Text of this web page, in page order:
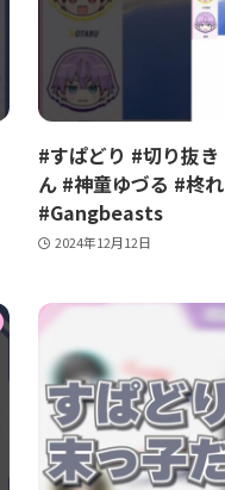
#すぱどり #切り抜
ん #神童ゆづる #柊
#Gangbeasts
2024年12月12日